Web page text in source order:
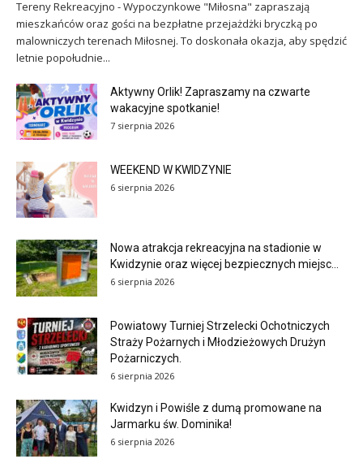
Tereny Rekreacyjno - Wypoczynkowe "Miłosna" zapraszają
mieszkańców oraz gości na bezpłatne przejażdżki bryczką po
malowniczych terenach Miłosnej. To doskonała okazja, aby spędzić
letnie popołudnie...
Aktywny Orlik! Zapraszamy na czwarte
wakacyjne spotkanie!
7 sierpnia 2026
WEEKEND W KWIDZYNIE
6 sierpnia 2026
Nowa atrakcja rekreacyjna na stadionie w
Kwidzynie oraz więcej bezpiecznych miejsc...
6 sierpnia 2026
Powiatowy Turniej Strzelecki Ochotniczych
Straży Pożarnych i Młodzieżowych Drużyn
Pożarniczych.
6 sierpnia 2026
Kwidzyn i Powiśle z dumą promowane na
Jarmarku św. Dominika!
6 sierpnia 2026